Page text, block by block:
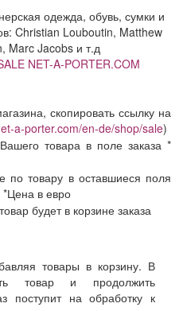
одежда, обувь, сумки и
Christian Louboutin, Matthew
Marc Jacobs и т.д
NET-A-PORTER.COM
скопировать ссылку на
a-porter.com/en-de/shop/sale)
товара в поле заказа *
товару в оставшиеся поля
в евро
будет в корзине заказа
товары в корзину. В
товар и продолжить
поступит на обработку к